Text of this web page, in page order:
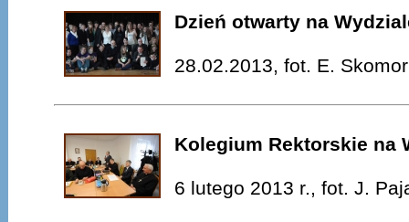
Dzień otwarty na
28.02.2013, fot. E.
Kolegium Rektorskie na
6 lutego 2013 r., fot. J.